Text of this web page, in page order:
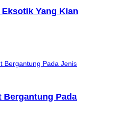
Yang Kian
Bergantung Pada